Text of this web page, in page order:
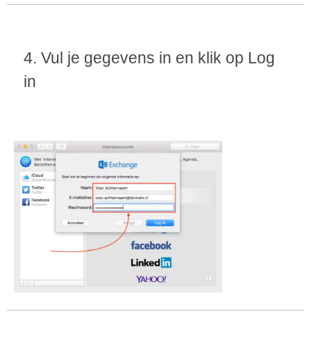
4. Vul je gegevens in en klik op Log
in